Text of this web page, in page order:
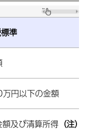
準
円以下の金額
及び清算所得 （注）